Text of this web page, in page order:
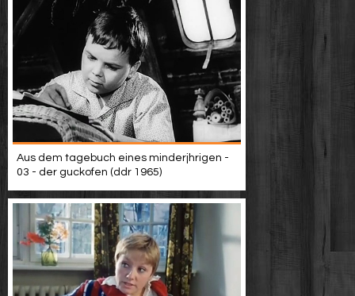
Aus dem tagebuch eines minderjhrigen -
03 - der guckofen (ddr 1965)